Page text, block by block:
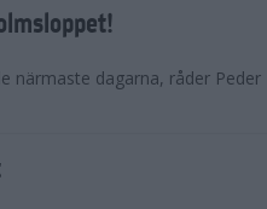
närmaste dagarna, råder Peder